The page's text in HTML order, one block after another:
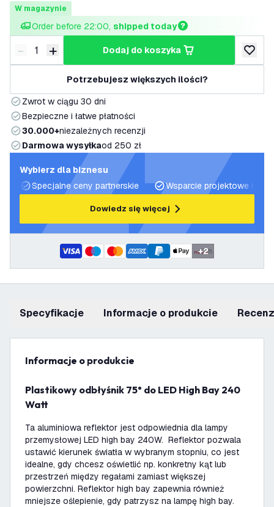
W magazynie
Order before 22:00, shipped today
Zmniejsz ilość
- Zwiększ ilość
+ dodaj do koszyka
dodaj
Potrzebujesz większych ilości?
Zwrot w ciągu 30 dni
Bezpieczne i łatwe płatności
30.000+niezależnych recenzji
Darmowa wysyłkaod 250 zł
Wybierz dla biznesu
Specjalne ceny partnerskie
Wsparcie projektowe i
Dowiedz się więcej
+2
Specyfikacje informacje o produkcie
informacje o produkcie
Plastikowy odbłyśnik 75° do LED High Bay 240
Watt
Ta aluminiowa reflektor jest odpowiednia dla lampy
przemysłowej LED high bay 240W. Reflektor pozwala
ustawić kierunek światła w wybranym stopniu, co jest
idealne, gdy chcesz oświetlić np. konkretny kąt lub
przestrzeń między regałami zamiast większej
powierzchni. Reflektor high bay zapewnia również
mniejsze oślepienie, gdy patrzysz na lampę high bay.